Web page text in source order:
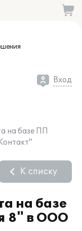
Вход
на базе ПП
на базе
8" в ООО
К списку